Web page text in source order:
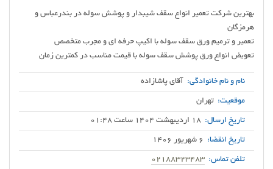
بهترین شرکت تعمیر انواع سقف شیبدار و پوشش سوله در بندرعباس و
تعویض انواع ورق پوشش سقف سوله با قیمت مناسب در کمترین زمان
نام و نام خانوادگی: آقای پاشازاده
موقعیت: تهران
تاریخ ارسال: 18 اردیبهشت 1404 ساعت 01:48
تاریخ انقضا: 6 شهریور 1406
تلفن تماس: 02188323483